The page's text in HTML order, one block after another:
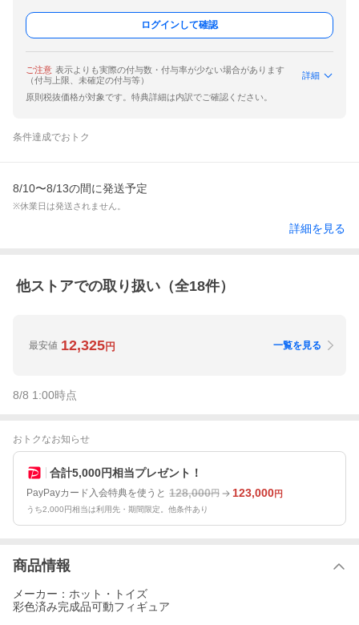
ログインして確認
ご注意 表示よりも実際の付与数・付与率が少ない場合があります
（付与上限、未確定の付与等）
詳細
原則税抜価格が対象です。特典詳細は内訳でご確認ください。
条件達成でおトク
8/10〜8/13の間に発送予定
※休業日は発送されません。
詳細を見る
他ストアでの取り扱い（全18件）
最安値 12,325円 一覧を見る
8/8 1:00時点
おトクなお知らせ
合計5,000円相当プレゼント！
PayPayカード入会特典を使うと 128,000円 123,000円
うち2,000円相当は利用先・期間限定。他条件あり
商品情報
メーカー：ホット・トイズ
彩色済み完成品可動フィギュア